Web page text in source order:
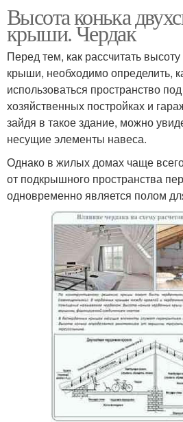
Высота конька
крыши. Чердак
Перед тем, как рассчитать высоту
крыши, необходимо определить,
использоваться пространство
хозяйственных постройках и
зайдя в такое здание, можно
несущие элементы навеса.
Однако в жилых домах чаще
от подкрышного пространства
одновременно является полом